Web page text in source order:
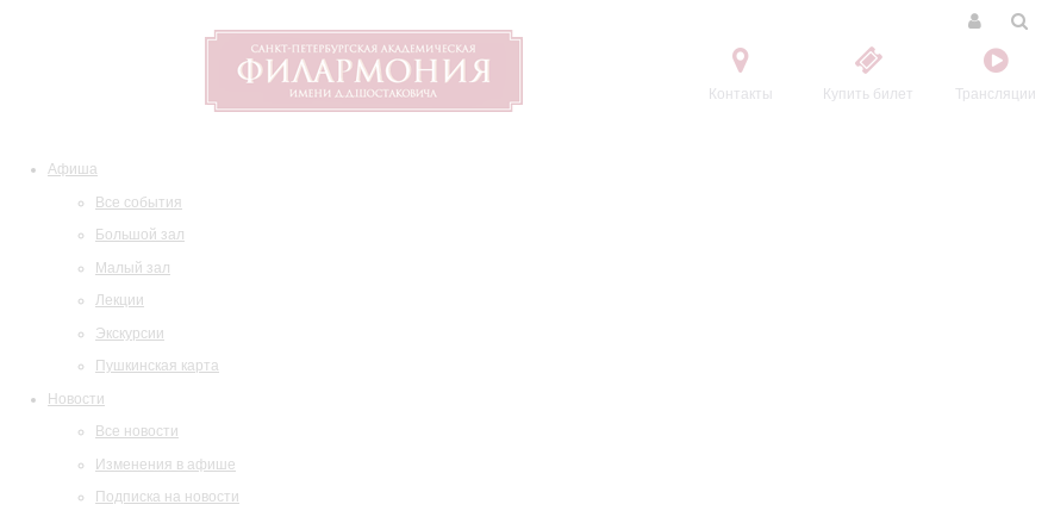
Контакты Купить билет Трансляции
Афиша
Все события
Большой зал
Малый зал
Лекции
Экскурсии
Пушкинская карта
Новости
Все новости
Изменения в афише
Подписка на новости